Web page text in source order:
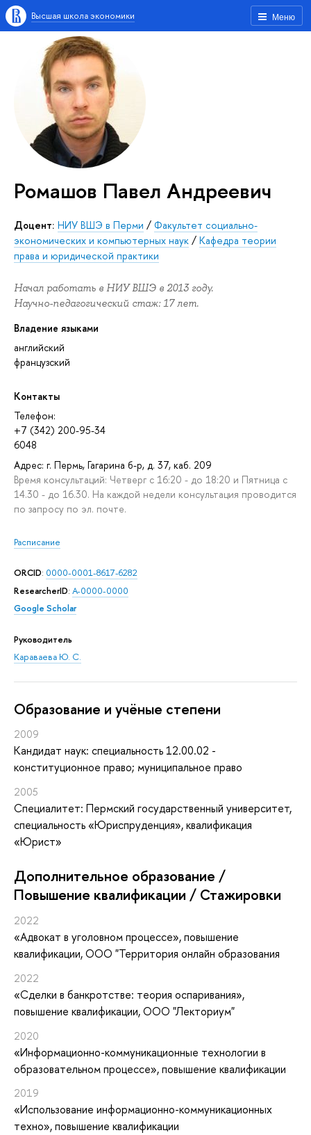
Меню
Высшая школа экономики
Ромашов Павел Андреевич
Доцент: НИУ ВШЭ в Перми / Факультет социально-
экономических и компьютерных наук / Кафедра теории
права и юридической практики
Начал работать в НИУ ВШЭ в 2013 году.
Научно-педагогический стаж: 17 лет.
Владение языками
английский
французский
Контакты
Телефон:
+7 (342) 200-95-34
6048
Адрес: г. Пермь, Гагарина б-р, д. 37, каб. 209
Время консультаций: Четверг с 16:20 - до 18:20 и Пятница с
14.30 - до 16.30. На каждой недели консультация проводится
по запросу по эл. почте.
Расписание
ORCID: 0000-0001-8617-6282
ResearcherID: A-0000-0000
Google Scholar
Руководитель
Караваева Ю. С.
Oбразование и учёные степени
2009
Кандидат наук: специальность 12.00.02 -
конституционное право; муниципальное право
2005
Специалитет: Пермский государственный университет,
специальность «Юриспруденция», квалификация
«Юрист»
Дополнительное образование /
Повышение квалификации / Стажировки
2022
«Адвокат в уголовном процессе», повышение
квалификации, ООО "Территория онлайн образования
2022
«Сделки в банкротстве: теория оспаривания»,
повышение квалификации, ООО "Лекториум"
2020
«Информационно-коммуникационные технологии в
образовательном процессе», повышение квалификации
2019
«Использование информационно-коммуникационных
техно», повышение квалификации